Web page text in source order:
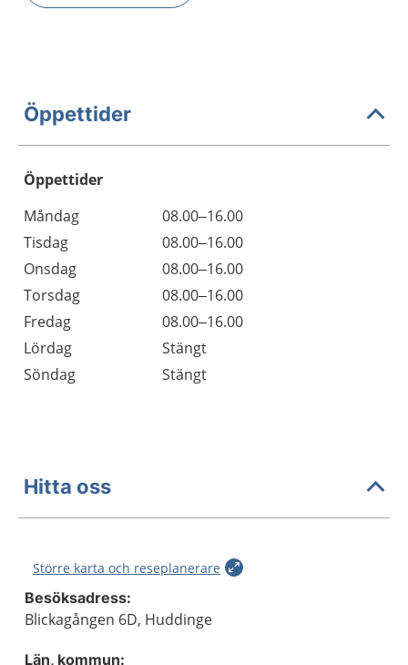
Öppettider
Öppettider
Dag
Öppettider
Kommentarer
Måndag
08.00–16.00
Tisdag
08.00–16.00
Onsdag
08.00–16.00
Torsdag
08.00–16.00
Fredag
08.00–16.00
Lördag
Stängt
Söndag
Stängt
Hitta oss
Större karta och reseplanerare
Besöksadress:
Blickagången 6D, Huddinge
Län, kommun: